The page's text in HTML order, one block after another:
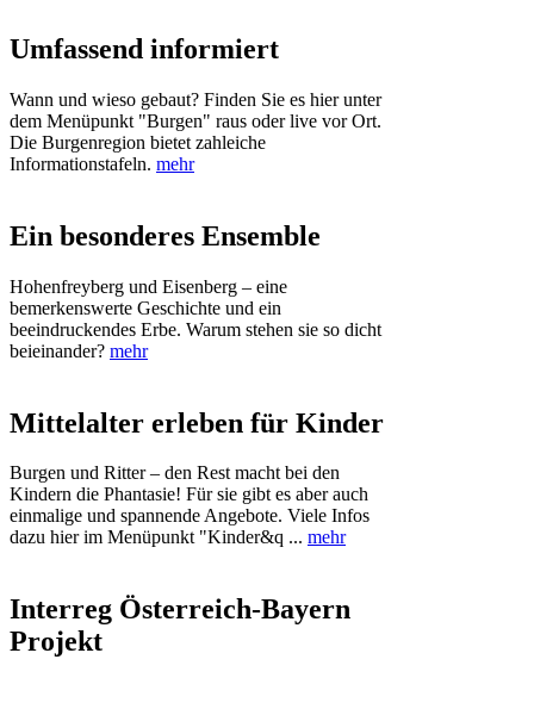
Umfassend informiert
Wann und wieso gebaut? Finden Sie es hier unter
dem Menüpunkt "Burgen" raus oder live vor Ort.
Die Burgenregion bietet zahleiche
Informationstafeln. mehr
Ein besonderes Ensemble
Hohenfreyberg und Eisenberg – eine
bemerkenswerte Geschichte und ein
beeindruckendes Erbe. Warum stehen sie so dicht
beieinander? mehr
Mittelalter erleben für Kinder
Burgen und Ritter – den Rest macht bei den
Kindern die Phantasie! Für sie gibt es aber auch
einmalige und spannende Angebote. Viele Infos
dazu hier im Menüpunkt "Kinder&q ... mehr
Interreg Österreich-Bayern
Projekt